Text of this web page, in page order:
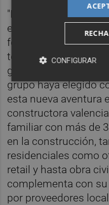
"Nuestras raíces son
empresarios siempre
forma de hacer
territorio, tanto a sus
gente que vive en
grupo haya elegido
esta nueva aventura
constructora
familiar con más de
en la construcción,
residenciales como
retail y hasta obra
complementa con
por proveedores
CONFIGURAR